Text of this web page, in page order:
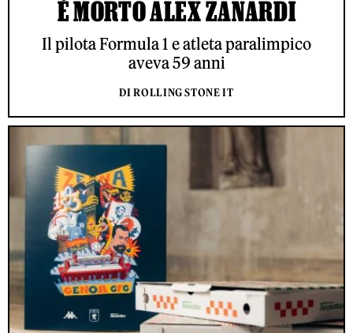
È MORTO ALEX ZANARDI
Il pilota Formula 1 e atleta paralimpico
aveva 59 anni
DI ROLLING STONE IT